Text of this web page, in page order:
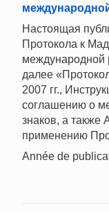
Настоящая
Протокола к
международной
далее
2007 гг.,
соглашению о
знаков, а также
применению
Année de